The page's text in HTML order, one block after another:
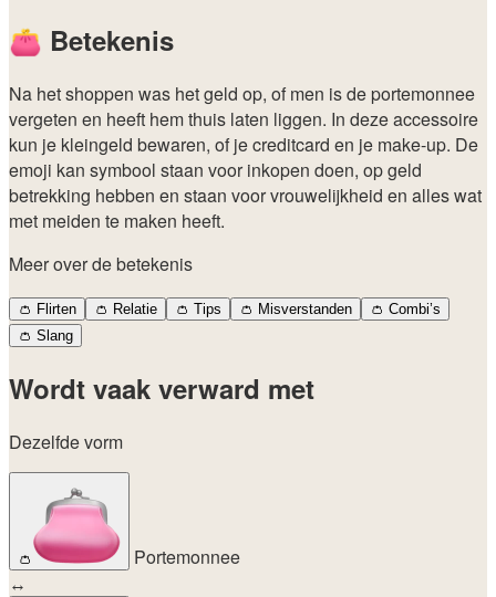
👛 Betekenis
Na het shoppen was het geld op, of men is de portemonnee
vergeten en heeft hem thuis laten liggen. In deze accessoire
kun je kleingeld bewaren, of je creditcard en je make-up. De
emoji kan symbool staan voor inkopen doen, op geld
betrekking hebben en staan voor vrouwelijkheid en alles wat
met meiden te maken heeft.
Meer over de betekenis
👛 Flirten 👛 Relatie 👛 Tips 👛 Misverstanden 👛 Combi’s
👛 Slang
Wordt vaak verward met
Dezelfde vorm
👛
Portemonnee
↔